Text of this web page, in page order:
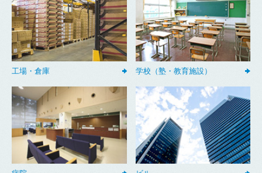
工場・倉庫 学校（塾・教育施設）